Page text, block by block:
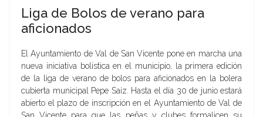
Liga de Bolos de verano para
aficionados
El Ayuntamiento de Val de San Vicente pone en marcha una
nueva iniciativa bolística en el municipio, la primera edición
de la liga de verano de bolos para aficionados en la bolera
cubierta municipal Pepe Saiz. Hasta el día 30 de junio estará
abierto el plazo de inscripción en el Ayuntamiento de Val de